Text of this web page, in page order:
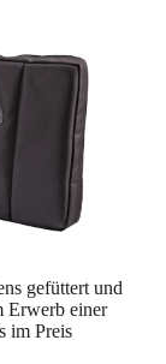
gefüttert und
Erwerb einer
im Preis